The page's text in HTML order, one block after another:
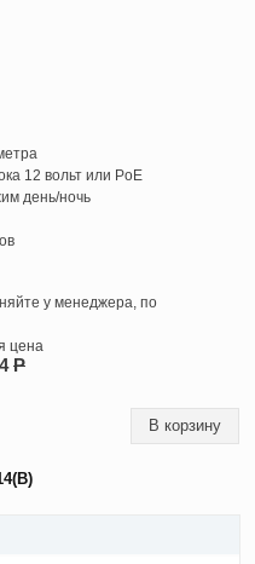
12 вольт или PoE
день/ночь
у менеджера, по
цена
P